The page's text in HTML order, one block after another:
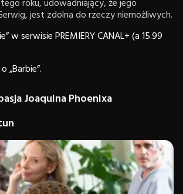
roku, udowadniający, że jego
jest zdolna do rzeczy niemożliwych.
w serwisie PREMIERY CANAL+ (a 15.99
„Barbie”.
Joaquina Phoenixa